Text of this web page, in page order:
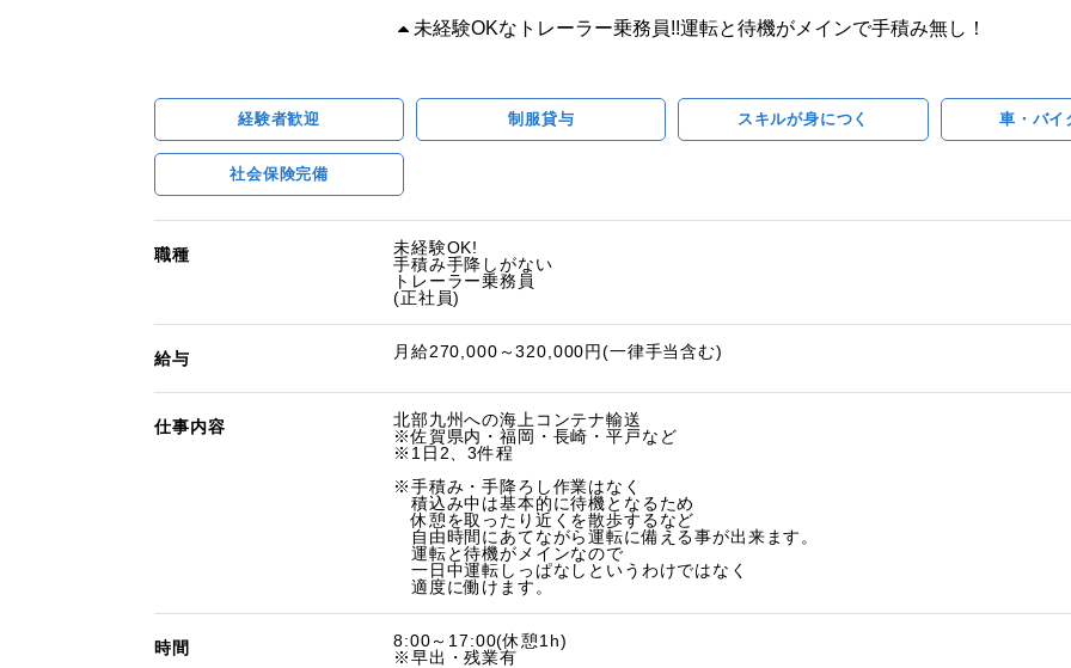
未経験OKなトレーラー乗務員!!運転と待機がメインで手積み無し！
経験者歓迎 制服貸与 スキルが身につく 車・バイ
社会保険完備
職種
未経験OK!
手積み手降しがない
トレーラー乗務員
(正社員)
給与 月給270,000～320,000円(一律手当含む)
仕事内容
北部九州への海上コンテナ輸送
※佐賀県内・福岡・長崎・平戸など
※1日2、3件程
※手積み・手降ろし作業はなく
積込み中は基本的に待機となるため
休憩を取ったり近くを散歩するなど
自由時間にあてながら運転に備える事が出来ます。
運転と待機がメインなので
一日中運転しっぱなしというわけではなく
適度に働けます。
時間
8:00～17:00(休憩1h)
※早出・残業有